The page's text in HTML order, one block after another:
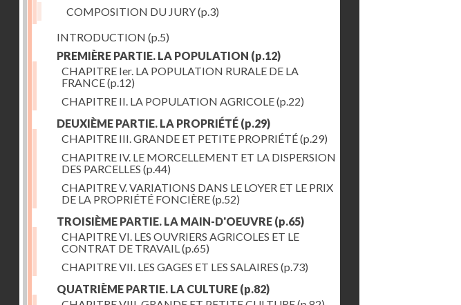
COMPOSITION DU JURY(p.3)
INTRODUCTION (p.5)
PREMIÈRE PARTIE. LA POPULATION (p.12)
CHAPITRE Ier. LA POPULATION RURALE DE LA
FRANCE(p.12)
CHAPITRE II. LA POPULATION AGRICOLE(p.22)
DEUXIÈME PARTIE. LA PROPRIÉTÉ (p.29)
CHAPITRE III. GRANDE ET PETITE PROPRIÉTÉ(p.29)
CHAPITRE IV. LE MORCELLEMENT ET LA DISPERSION
DES PARCELLES (p.44)
CHAPITRE V. VARIATIONS DANS LE LOYER ET LE PRIX
DE LA PROPRIÉTÉ FONCIÈRE(p.52)
TROISIÈME PARTIE. LA MAIN-D'OEUVRE (p.65)
CHAPITRE VI. LES OUVRIERS AGRICOLES ET LE
CONTRAT DE TRAVAIL(p.65)
CHAPITRE VII. LES GAGES ET LES SALAIRES (p.73)
QUATRIÈME PARTIE. LA CULTURE (p.82)